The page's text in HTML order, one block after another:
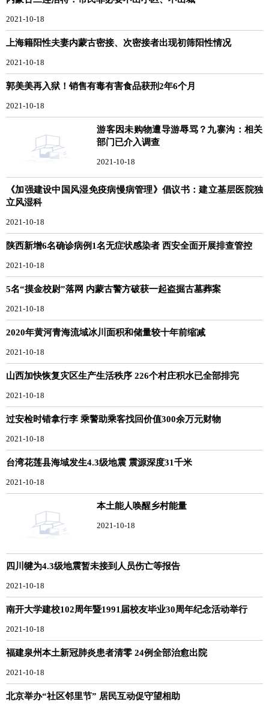
2021-10-18
上海籍阳性夫妻内蒙古密接、次密接者出现初筛阳性情况
2021-10-18
郭美美再入狱！销售有毒有害食品获刑2年6个月
2021-10-18
游客因未购物遭导游辱骂？九寨沟：相关
部门已介入调查
2021-10-18
《加强建设中国风湿免疫病慢病管理》倡议书：建立基层医院独
立风湿科
2021-10-18
陕西新增6名确诊病例1名无症状感染者 西安全面开展排查管控
2021-10-18
5名“摸金校尉”落网 内蒙古警方破获一起盗掘古墓葬案
2021-10-18
2020年黄河青海流域冰川面积和储量较十年前缩减
2021-10-18
山西加快恢复灾区生产生活秩序 226个村庄积水已全部排完
2021-10-18
过安检时错拿行李 乘警助乘客找回价值300余万元财物
2021-10-18
台湾花莲县海域发生4.3级地震 震源深度31千米
2021-10-18
本土能人唤醒乡村能量
2021-10-18
四川犍为4.3级地震暂未接到人员伤亡等报告
2021-10-18
南开大学建校102周年暨1991届校友毕业30周年纪念活动举行
2021-10-18
福建泉州本土新冠肺炎患者清零 24例全部治愈出院
2021-10-18
北京举办“社区邻里节” 居民互动促守望相助